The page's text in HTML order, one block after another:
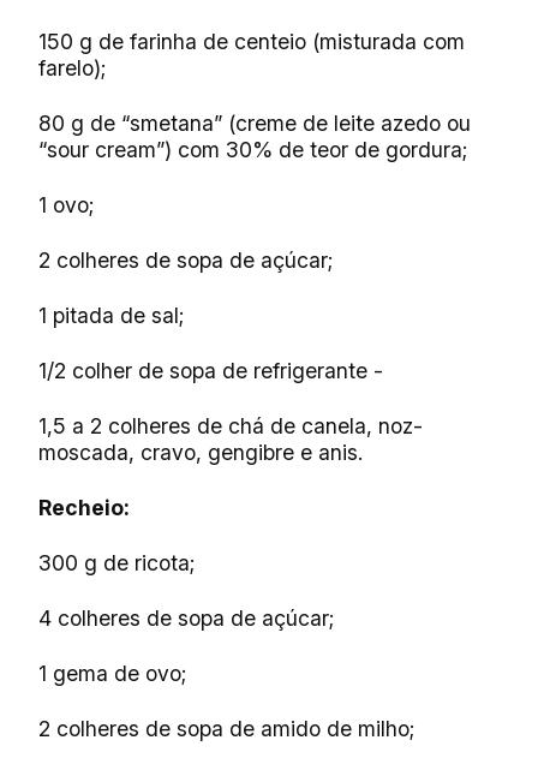
150 g de farinha de centeio (misturada com
farelo);
80 g de “smetana” (creme de leite azedo ou
“sour cream”) com 30% de teor de gordura;
1 ovo;
2 colheres de sopa de açúcar;
1 pitada de sal;
1/2 colher de sopa de refrigerante -
1,5 a 2 colheres de chá de canela, noz-
moscada, cravo, gengibre e anis.
Recheio:
300 g de ricota;
4 colheres de sopa de açúcar;
1 gema de ovo;
2 colheres de sopa de amido de milho;